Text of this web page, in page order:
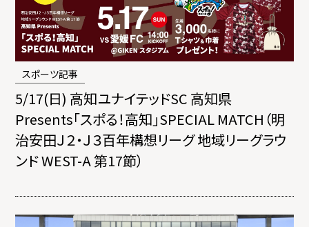
スポーツ記事
5/17(日) 高知ユナイテッドSC 高知県
Presents「スポる！高知」SPECIAL MATCH（明
治安田Ｊ２・Ｊ３百年構想リーグ 地域リーグラウ
ンド WEST-A 第17節）